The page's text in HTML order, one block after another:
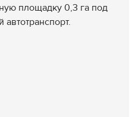
площадку 0,3 га под
автотранспорт.